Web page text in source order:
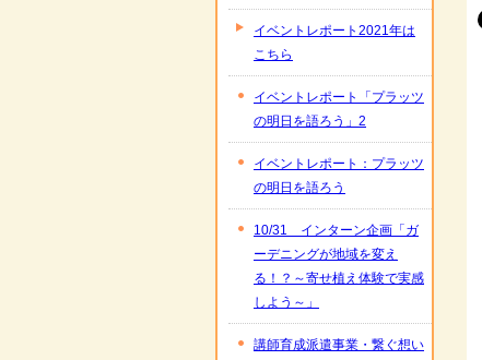
イベントレポート2021年は
こちら
イベントレポート「プラッツ
の明日を語ろう」2
イベントレポート：プラッツ
の明日を語ろう
10/31 インターン企画「ガ
ーデニングが地域を変え
る！？～寄せ植え体験で実感
しよう～」
講師育成派遣事業・繋ぐ想い